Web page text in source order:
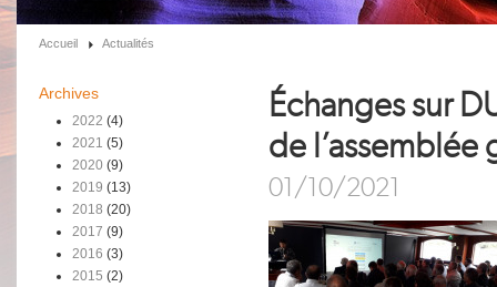
Accueil Actualités
Archives
2022 (4)
2021 (5)
2020 (9)
2019 (13)
2018 (20)
2017 (9)
2016 (3)
2015 (2)
Échanges sur
de l’assemblée
01/10/2021